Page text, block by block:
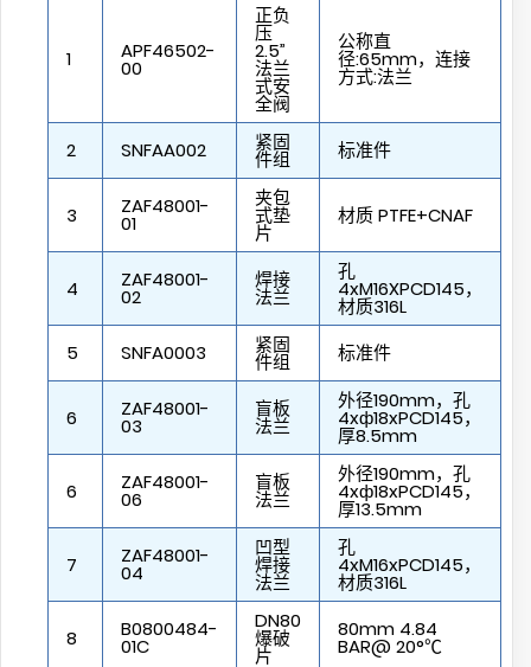
1 APF46502-
00
正负
压
2.5”
法兰
式安
全阀
公称直
径:65mm，连接
方式:法兰
2 SNFAA002 紧固
件组 标准件
3 ZAF48001-
01
夹包
式垫
片
材质 PTFE+CNAF
4 ZAF48001-
02
焊接
法兰
孔
4xM16XPCD145，
材质316L
5
SNFA0003 紧固
件组 标准件
6 ZAF48001-
03
盲板
法兰
外径190mm，孔
4xф18xPCD145，
厚8.5mm
6 ZAF48001-
06
盲板
法兰
外径190mm，孔
4xф18xPCD145，
厚13.5mm
7 ZAF48001-
04
凹型
焊接
法兰
孔
4xM16xPCD145，
材质316L
8 B0800484-
01C
DN80
爆破
片
80mm 4.84
BAR@ 20°℃